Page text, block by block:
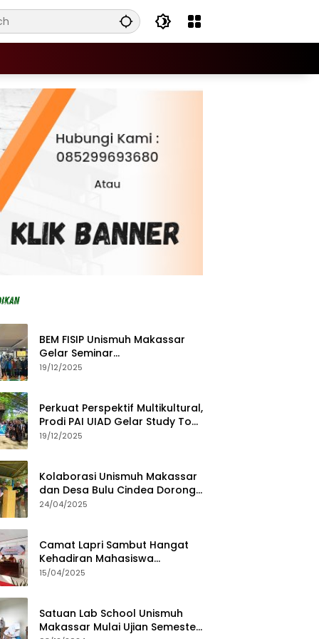
BEM FISIP Unismuh Makassar
Gelar Seminar
Keperempuanan, Bahas
19/12/2025
Perkuat Perspektif Multikultural,
Prodi PAI UIAD Gelar Study Tour
ke Kajang
19/12/2025
Kolaborasi Unismuh Makassar
dan Desa Bulu Cindea Dorong
Sentra Garam Industri
24/04/2025
Camat Lapri Sambut Hangat
Kehadiran Mahasiswa
PoltekMu
15/04/2025
Satuan Lab School Unismuh
Makassar Mulai Ujian Semester,